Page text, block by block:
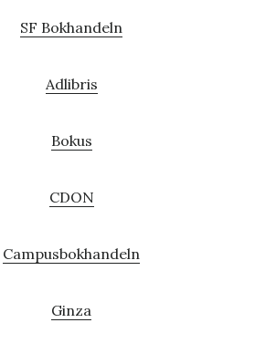
SF Bokhandeln
Adlibris
Bokus
CDON
Campusbokhandeln
Ginza